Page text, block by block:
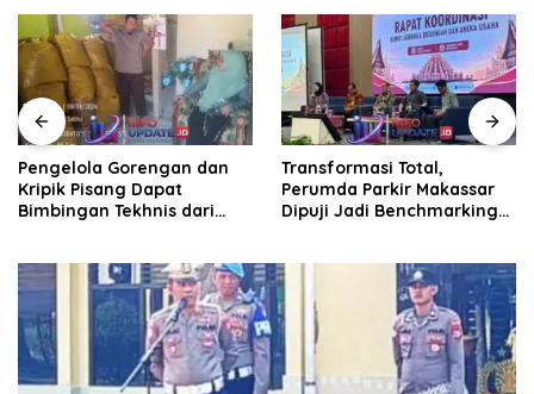
Pengelola Gorengan dan
Kripik Pisang Dapat
Bimbingan Tekhnis dari
Transformasi Total,
Perumda Parkir Makassar
Dipuji Jadi Benchmarking